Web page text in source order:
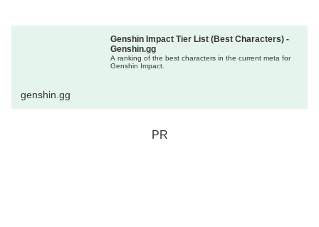
Genshin Impact Tier List (Best Characters) -
Genshin.gg
A ranking of the best characters in the current meta for
Genshin Impact.
genshin.gg
PR